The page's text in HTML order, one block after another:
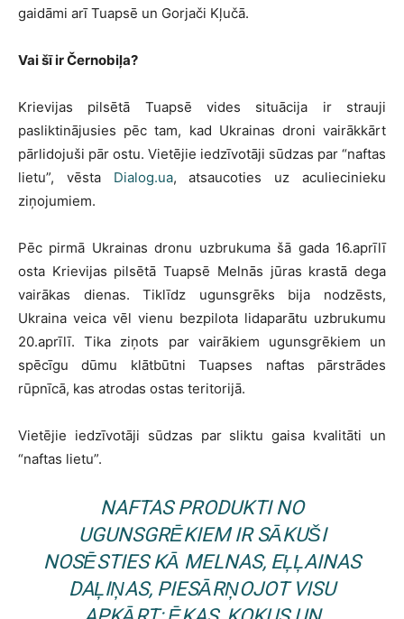
gaidāmi arī Tuapsē un Gorjači Kļučā.
Vai šī ir Černobiļa?
Krievijas pilsētā Tuapsē vides situācija ir strauji
pasliktinājusies pēc tam, kad Ukrainas droni vairākkārt
pārlidojuši pār ostu. Vietējie iedzīvotāji sūdzas par “naftas
lietu”, vēsta Dialog.ua, atsaucoties uz aculiecinieku
ziņojumiem.
Pēc pirmā Ukrainas dronu uzbrukuma šā gada 16.aprīlī
osta Krievijas pilsētā Tuapsē Melnās jūras krastā dega
vairākas dienas. Tiklīdz ugunsgrēks bija nodzēsts,
Ukraina veica vēl vienu bezpilota lidaparātu uzbrukumu
20.aprīlī. Tika ziņots par vairākiem ugunsgrēkiem un
spēcīgu dūmu klātbūtni Tuapses naftas pārstrādes
rūpnīcā, kas atrodas ostas teritorijā.
Vietējie iedzīvotāji sūdzas par sliktu gaisa kvalitāti un
“naftas lietu”.
NAFTAS PRODUKTI NO
UGUNSGRĒKIEM IR SĀKUŠI
NOSĒSTIES KĀ MELNAS, EĻĻAINAS
DAĻIŅAS, PIESĀRŅOJOT VISU